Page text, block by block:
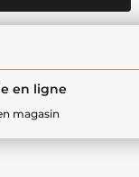
en ligne
magasin